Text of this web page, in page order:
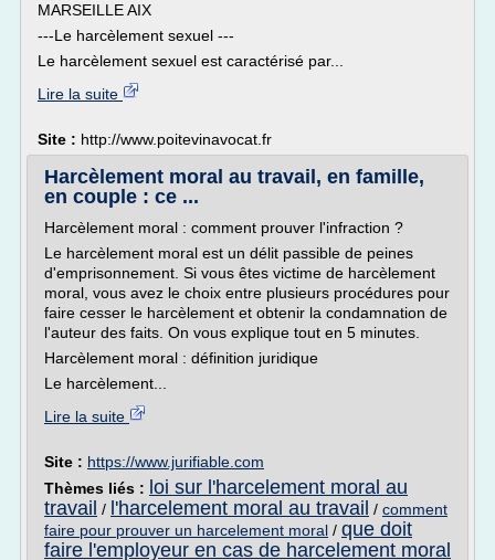
MARSEILLE AIX
---Le harcèlement sexuel ---
Le harcèlement sexuel est caractérisé par...
Lire la suite
Site : http://www.poitevinavocat.fr
Harcèlement moral au travail, en famille,
en couple : ce ...
Harcèlement moral : comment prouver l'infraction ?
Le harcèlement moral est un délit passible de peines
d'emprisonnement. Si vous êtes victime de harcèlement
moral, vous avez le choix entre plusieurs procédures pour
faire cesser le harcèlement et obtenir la condamnation de
l'auteur des faits. On vous explique tout en 5 minutes.
Harcèlement moral : définition juridique
Le harcèlement...
Lire la suite
Site : https://www.jurifiable.com
Thèmes liés : loi sur l'harcelement moral au
travail / l'harcelement moral au travail / comment
faire pour prouver un harcelement moral / que doit
faire l'employeur en cas de harcelement moral